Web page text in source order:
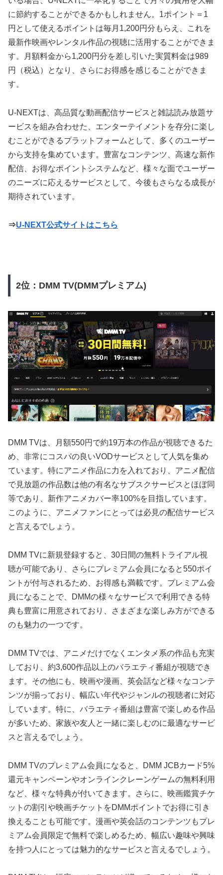
に節約することができるかもしれません。1ポイント＝1
円として使えるポイントは毎月1,200円分もらえ、これを
最新作映画やレンタル作品の視聴に活用することができま
す。月額料金から1,200円分を差し引いた実質料金は989
円（税込）となり、さらにお得感を感じることができま
す。
U-NEXTは、高品質な動画配信サービスと雑誌読み放題サ
ービスを組み合わせた、エンターテイメントを存分に楽し
むことができるプラットフォームとして、多くのユーザー
から支持を集めています。豊富なコンテンツ、高速な新作
配信、お得なポイントシステムなど、様々な面でユーザー
のニーズに応えるサービスとして、今後もさらなる成長が
期待されています。
⇒U-NEXT公式サイトはこちら
2位：DMM TV(DMMプレミアム)
DMM TVは、月額550円で約19万本の作品が視聴できるた
め、非常にコスパの良いVODサービスとして人気を集め
ています。特にアニメ作品に力を入れており、アニメ配信
で見放題の作品数は他の有名なサブスクサービスとほぼ同
等であり、新作アニメカバー率100%を目指しています。
このように、アニメファンにとっては必見の配信サービス
と言えるでしょう。
DMM TVに新規登録すると、30日間の無料トライアル視
聴が可能であり、さらにプレミアム会員になると550ポイ
ントが付与されるため、お得感も満載です。プレミアム会
員になることで、DMMの様々なサービスで利用できる特
典も豊富に用意されており、さまざまな楽しみ方ができる
のも魅力の一つです。
DMM TVでは、アニメだけでなくエンタメ系の作品も充実
しており、約3,600作品以上のバラエティ番組が視聴でき
ます。その他にも、映画や漫画、英会話など様々なコンテ
ンツが揃っており、幅広い年代やジャンルの視聴者に対応
しています。特に、バラエティ番組は豊富で楽しめる作品
が多いため、家族や友人と一緒に楽しむのに最適なサービ
スと言えるでしょう。
DMM TVのプレミアム会員になると、DMM JCBカード5%
還元キャンペーンやオンラインクレーンゲームの無料利用
など、様々な特典が付いてきます。さらに、映画鑑賞チケ
ットの割引や映画チケットをDMMポイントでお得に引き
換えることも可能です。漫画や英会話のコンテンツもプレ
ミアム会員限定で無料で楽しめるため、幅広い趣味や興味
を持つ人にとっては魅力的なサービスと言えるでしょう。